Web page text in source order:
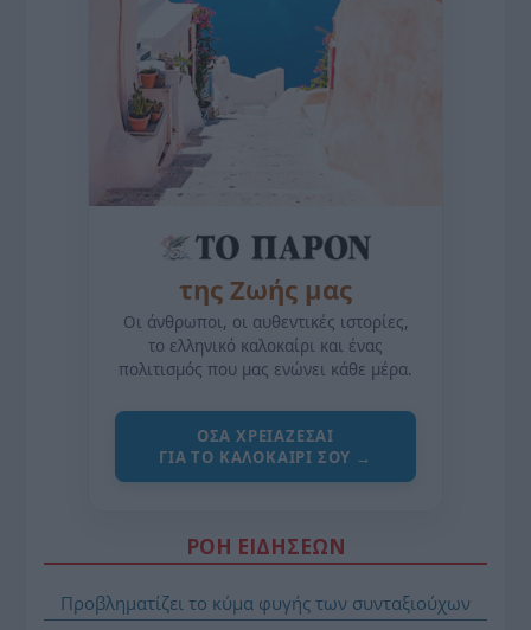
της Ζωής μας
Οι άνθρωποι, οι αυθεντικές ιστορίες,
το ελληνικό καλοκαίρι και ένας
πολιτισμός που μας ενώνει κάθε μέρα.
ΌΣΑ ΧΡΕΙΆΖΕΣΑΙ
ΓΙΑ ΤΟ ΚΑΛΟΚΑΊΡΙ ΣΟΥ →
ΡΟΗ ΕΙΔΗΣΕΩΝ
Προβληματίζει το κύμα φυγής των συνταξιούχων